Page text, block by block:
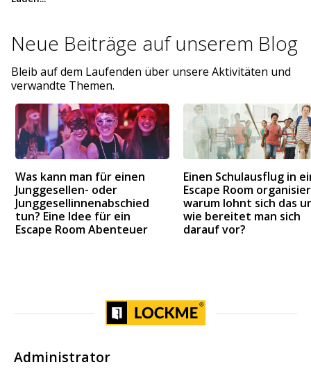
Neue Beiträge aufunserem Blog
Bleib auf dem Laufenden über unsere Aktivitäten und
verwandte Themen.
Was kann man für einen
Junggesellen- oder
Junggesellinnenabschied
tun? Eine Idee für ein
Escape Room Abenteuer
Einen Schulausflug in
Escape Room
warum lohnt sich das
wie bereitet man sich
darauf vor?
Administrator